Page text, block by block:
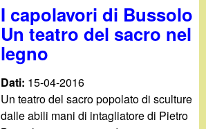
a
I capolavori di Bussolo
Un teatro del sacro nel
legno
Dati: 15-04-2016
Un teatro del sacro popolato di sculture
dalle abili mani di intagliatore di Pietro